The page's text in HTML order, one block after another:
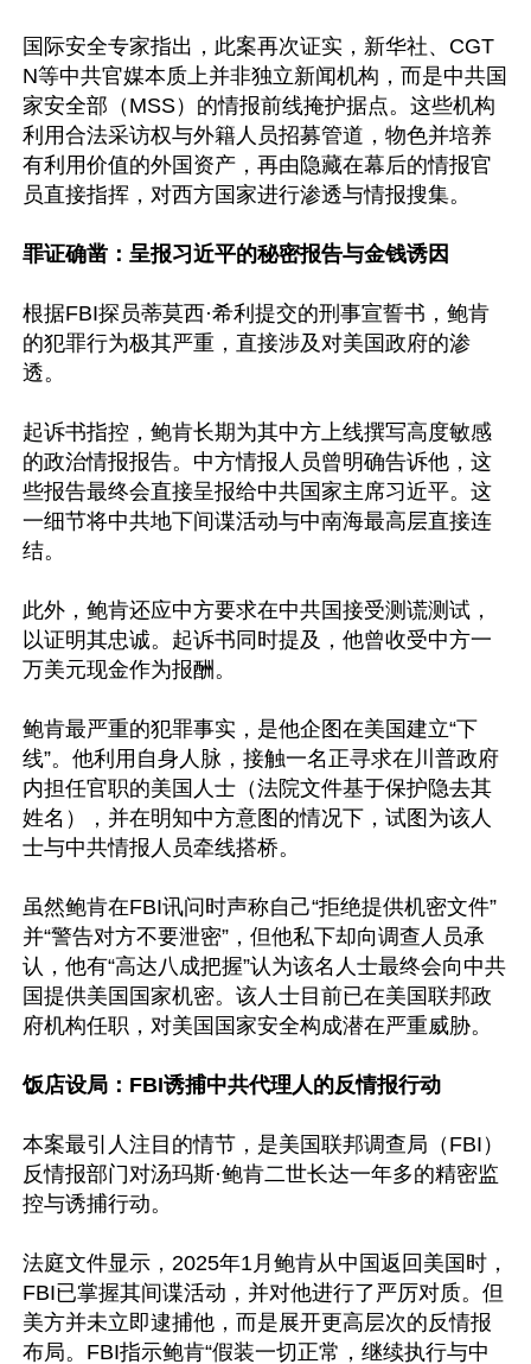
国际安全专家指出，此案再次证实，新华社、CGT
N等中共官媒本质上并非独立新闻机构，而是中共国
家安全部（MSS）的情报前线掩护据点。这些机构
利用合法采访权与外籍人员招募管道，物色并培养
有利用价值的外国资产，再由隐藏在幕后的情报官
员直接指挥，对西方国家进行渗透与情报搜集。
罪证确凿：呈报习近平的秘密报告与金钱诱因
根据FBI探员蒂莫西·希利提交的刑事宣誓书，鲍肯
的犯罪行为极其严重，直接涉及对美国政府的渗
透。
起诉书指控，鲍肯长期为其中方上线撰写高度敏感
的政治情报报告。中方情报人员曾明确告诉他，这
些报告最终会直接呈报给中共国家主席习近平。这
一细节将中共地下间谍活动与中南海最高层直接连
结。
此外，鲍肯还应中方要求在中共国接受测谎测试，
以证明其忠诚。起诉书同时提及，他曾收受中方一
万美元现金作为报酬。
鲍肯最严重的犯罪事实，是他企图在美国建立“下
线”。他利用自身人脉，接触一名正寻求在川普政府
内担任官职的美国人士（法院文件基于保护隐去其
姓名），并在明知中方意图的情况下，试图为该人
士与中共情报人员牵线搭桥。
虽然鲍肯在FBI讯问时声称自己“拒绝提供机密文件”
并“警告对方不要泄密”，但他私下却向调查人员承
认，他有“高达八成把握”认为该名人士最终会向中共
国提供美国国家机密。该人士目前已在美国联邦政
府机构任职，对美国国家安全构成潜在严重威胁。
饭店设局：FBI诱捕中共代理人的反情报行动
本案最引人注目的情节，是美国联邦调查局（FBI）
反情报部门对汤玛斯·鲍肯二世长达一年多的精密监
控与诱捕行动。
法庭文件显示，2025年1月鲍肯从中国返回美国时，
FBI已掌握其间谍活动，并对他进行了严厉对质。但
美方并未立即逮捕他，而是展开更高层次的反情报
布局。FBI指示鲍肯“假装一切正常，继续执行与中